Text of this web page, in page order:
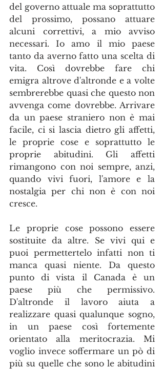
del governo attuale ma soprattutto
del prossimo, possano attuare
alcuni correttivi, a mio avviso
necessari. Io amo il mio paese
tanto da averno fatto una scelta di
vita. Così dovrebbe fare chi
emigra altrove d'altronde e a volte
sembrerebbe quasi che questo non
avvenga come dovrebbe. Arrivare
da un paese straniero non è mai
facile, ci si lascia dietro gli affetti,
le proprie cose e soprattutto le
proprie abitudini. Gli affetti
rimangono con noi sempre, anzi,
quando vivi fuori, l'amore e la
nostalgia per chi non è con noi
cresce.
Le proprie cose possono essere
sostituite da altre. Se vivi qui e
puoi permettertelo infatti non ti
manca quasi niente. Da questo
punto di vista il Canada è un
paese più che permissivo.
D'altronde il lavoro aiuta a
realizzare quasi qualunque sogno,
in un paese così fortemente
orientato alla meritocrazia. Mi
voglio invece soffermare un pò di
più su quelle che sono le abitudini